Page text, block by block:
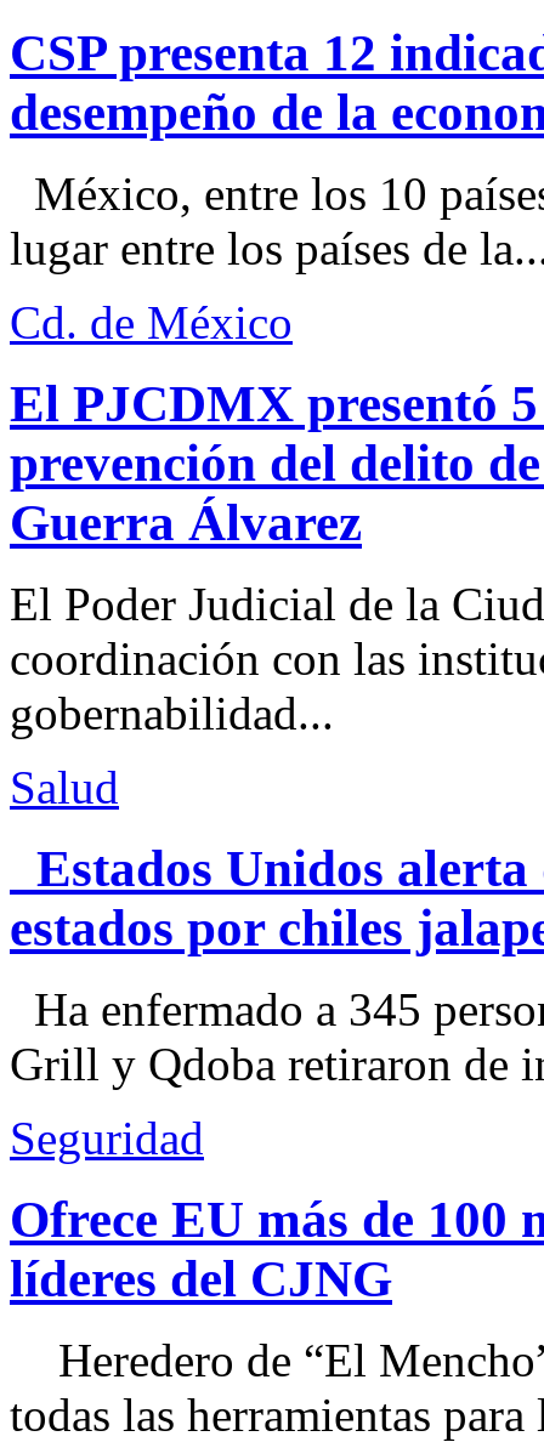
CSP presenta 12
desempeño de la
México, entre los 10
lugar entre los países de
Cd. de México
El PJCDMX presentó
prevención del delito
Guerra Álvarez
El Poder Judicial de la
coordinación con las
gobernabilidad...
Salud
Estados Unidos alerta
estados por chiles
Ha enfermado a 345
Grill y Qdoba retiraron de
Seguridad
Ofrece EU más de 100
líderes del CJNG
Heredero de “El
todas las herramientas